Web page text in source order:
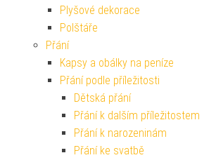
Plyšové dekorace
Polštáře
Přání
Kapsy a obálky na peníze
Přání podle příležitosti
Dětská přání
Přání k dalším příležitostem
Přání k narozeninám
Přání ke svatbě